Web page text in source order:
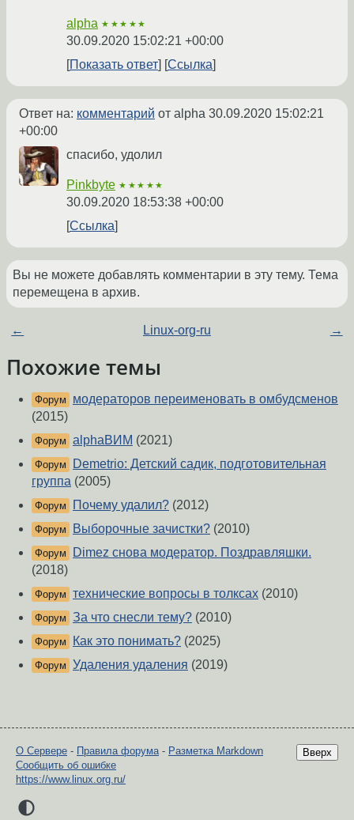
alpha ★★★★★
30.09.2020 15:02:21 +00:00
Показать ответ
Ссылка
Ответ на: комментарий от alpha 30.09.2020 15:02:21
+00:00
спасибо, удолил
Pinkbyte ★★★★★
30.09.2020 18:53:38 +00:00
Ссылка
Вы не можете добавлять комментарии в эту тему. Тема
перемещена в архив.
← Linux-org-ru →
Похожие темы
Форум
модераторов переименовать в омбудсменов
(2015)
Форум alphaВИМ (2021)
Форум
Demetrio: Детский садик, подготовительная
группа (2005)
Форум Почему удалил? (2012)
Форум Выборочные зачистки? (2010)
Форум
Dimez снова модератор. Поздравляшки.
(2018)
Форум технические вопросы в толксах (2010)
Форум За что снесли тему? (2010)
Форум Как это понимать? (2025)
Форум Удаления удаления (2019)
Вверх
О Сервере - Правила форума- Разметка Markdown
Сообщить об ошибке
https://www.linux.org.ru/